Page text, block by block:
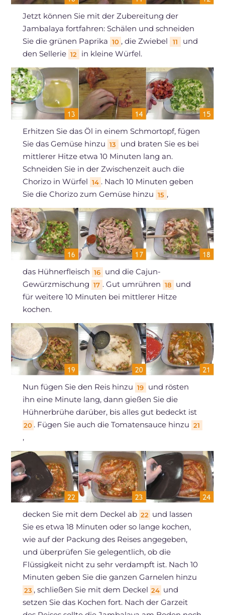
Jetzt können Sie mit der Zubereitung der
Jambalaya fortfahren: Schälen und schneiden
Sie die grünen Paprika 10 , die Zwiebel 11
und
den Sellerie 12 in kleine Würfel.
Erhitzen Sie das Öl in einem Schmortopf, fügen
Sie das Gemüse hinzu 13
und braten Sie es bei
mittlerer Hitze etwa 10 Minuten lang an.
Schneiden Sie in der Zwischenzeit auch die
Chorizo in Würfel 14 . Nach 10 Minuten geben
Sie die Chorizo zum Gemüse hinzu 15 ,
das Hühnerfleisch 16
und die Cajun-
Gewürzmischung 17 . Gut umrühren 18
und
für weitere 10 Minuten bei mittlerer Hitze
kochen.
Nun fügen Sie den Reis hinzu 19
und rösten
ihn eine Minute lang, dann gießen Sie die
Hühnerbrühe darüber, bis alles gut bedeckt ist
20 . Fügen Sie auch die Tomatensauce hinzu 21
,
decken Sie mit dem Deckel ab 22 und lassen
Sie es etwa 18 Minuten oder so lange kochen,
wie auf der Packung des Reises angegeben,
und überprüfen Sie gelegentlich, ob die
Flüssigkeit nicht zu sehr verdampft ist. Nach 10
Minuten geben Sie die ganzen Garnelen hinzu
23 , schließen Sie mit dem Deckel 24 und
setzen Sie das Kochen fort. Nach der Garzeit